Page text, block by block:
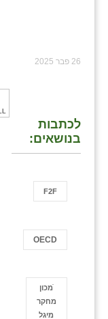
26 פבר 2025
לכתבות
בנושאים:
F2F
OECD
ֿמכון
מחקר
מיגל